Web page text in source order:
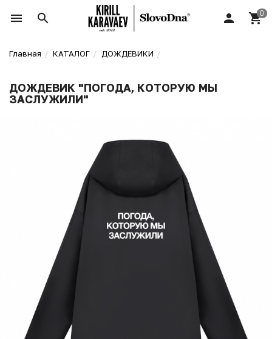
Главная КАТАЛОГ ДОЖДЕВИКИ
ДОЖДЕВИК "ПОГОДА, КОТОРУЮ МЫ
ЗАСЛУЖИЛИ"